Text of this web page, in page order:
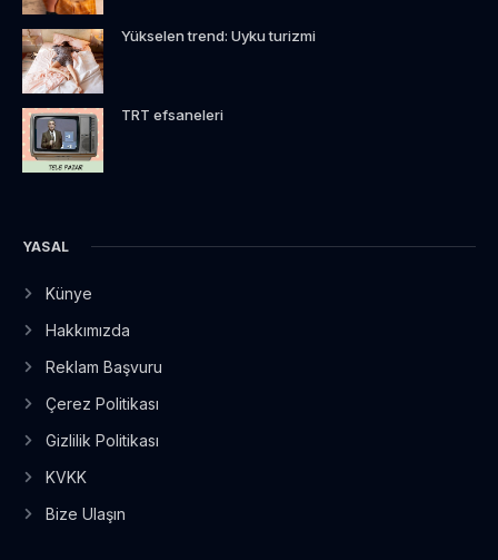
Yükselen trend: Uyku turizmi
TRT efsaneleri
YASAL
Künye
Hakkımızda
Reklam Başvuru
Çerez Politikası
Gizlilik Politikası
KVKK
Bize Ulaşın